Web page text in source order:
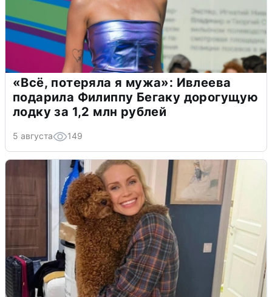
«Всё, потеряла я мужа»: Ивлеева
подарила Филиппу Бегаку дорогущую
лодку за 1,2 млн рублей
5 августа 149